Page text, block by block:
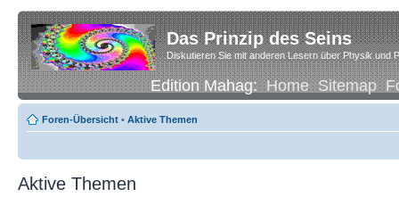
Das Prinzip des Seins
Diskutieren Sie mit anderen Lesern über Physik und
Edition Mahag:Home Sitemap
Foren-Übersicht • Aktive Themen
Aktive Themen